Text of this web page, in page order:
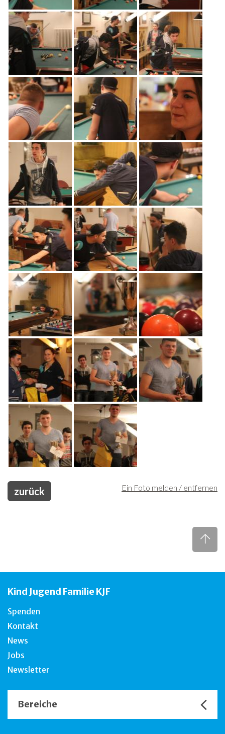
Ein Foto melden / entfernen
zurück
Kind Jugend Familie KJF
Spenden
Kontakt
News
Jobs
Newsletter
Bereiche